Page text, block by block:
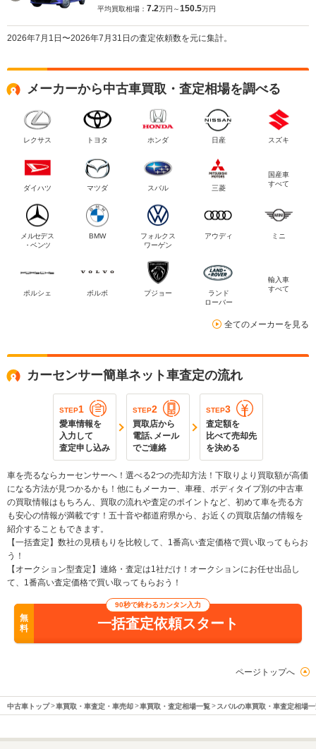
平均買取相場： 7.2万円～150.5万円
2026年7月1日〜2026年7月31日の査定依頼数を元に集計。
メーカーから中古車買取・査定相場を調べる
レクサス トヨタ ホンダ 日産 スズキ
ダイハツ マツダ スバル 三菱
国産車
すべて
メルセデス
・ベンツ
BMW
フォルクス
ワーゲン
アウディ ミニ
ポルシェ ボルボ プジョー
ランド
ローバー
輸入車
すべて
全てのメーカーを見る
カーセンサー簡単ネット車査定の流れ
STEP1
愛車情報を
入力して
査定申し込み
STEP2
買取店から
電話､メール
でご連絡
STEP3
査定額を
比べて売却先
を決める
車を売るならカーセンサーへ！選べる2つの売却方法！下取りより買取額が高価
になる方法が見つかるかも！他にもメーカー、車種、ボディタイプ別の中古車
の買取情報はもちろん、買取の流れや査定のポイントなど、初めて車を売る方
も安心の情報が満載です！五十音や都道府県から、お近くの買取店舗の情報を
紹介することもできます。
【一括査定】数社の見積もりを比較して、1番高い査定価格で買い取ってもらお
う！
【オークション型査定】連絡・査定は1社だけ！オークションにお任せ出品し
て、1番高い査定価格で買い取ってもらおう！
無
料
90秒で終わるカンタン入力
一括査定依頼スタート
ページトップへ
中古車トップ 車買取・車査定・車売却 車買取・査定相場一覧 スバルの車買取・車査定相場